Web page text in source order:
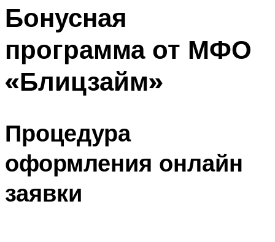
Бонусная
программа от МФО
«Блицзайм»
Процедура
оформления онлайн
заявки